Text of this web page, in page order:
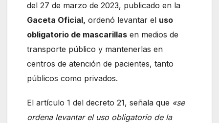
del 27 de marzo de 2023, publicado en la
Gaceta Oficial, ordenó levantar el uso
obligatorio de mascarillas en medios de
transporte público y mantenerlas en
centros de atención de pacientes, tanto
públicos como privados.
El artículo 1 del decreto 21, señala que «se
ordena levantar el uso obligatorio de la